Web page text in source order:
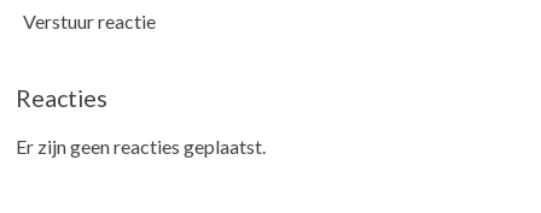
Verstuur reactie
Reacties
Er zijn geen reacties geplaatst.